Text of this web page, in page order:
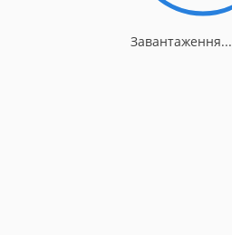
Завантаження...